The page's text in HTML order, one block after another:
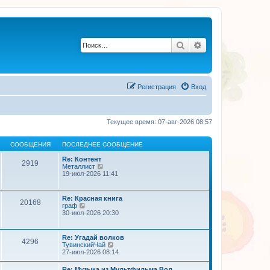
Поиск
Вход
Регистрация
Текущее время: 07-авг-2026 08:57
СООБЩЕНИЯ ПОСЛЕДНЕЕ СООБЩЕНИЕ
2919
Re: Контент
Металлист
е
т
и
к
о
с
л
е
д
н
19-июл-2026 11:41
20168
Re: Красная книга
граф
е
т
и
к
п
30-июл-2026 20:30
4296
Re: Угадай волков
ТувинскийЧай
е
е
27-июл-2026 08:14